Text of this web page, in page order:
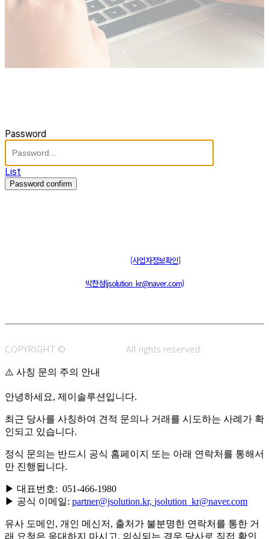
Password
List
Password confirm
[사업자정보확인]
박찬성(jsolution_kr@naver.com)
COPYRIGHT © All rights reserved.
⚠️ 사칭 문의 주의 안내
안녕하세요, 제이솔루션입니다.
최근 당사를 사칭하여 견적 문의나 거래를 시도하는 사례가 확
인되고 있습니다.
정식 문의는 반드시 공식 홈페이지 또는 아래 연락처를 통해서
만 진행됩니다.
▶ 대표번호: 051-466-1980
▶ 공식 이메일: partner@jsolution.kr, jsolution_kr@naver.com
유사 도메인, 개인 메신저, 출처가 불분명한 연락처를 통한 거
래 요청은 응대하지 마시고, 의심되는 경우 당사로 직접 확인